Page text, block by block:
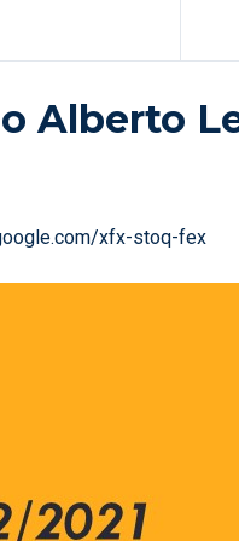
Alberto
xfx-stoq-fex